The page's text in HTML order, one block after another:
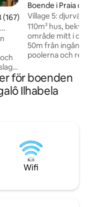
5 i genomsnittligt
(167)
Boende i Praia de
São Sebastião
Village 5:
110m² hus,
område mitt i
50m från
poolerna och
med utsikt över
Sky och Netflix.
rum och
(stolar och
handdukar.
för boenden
Ilhabela
Wifi